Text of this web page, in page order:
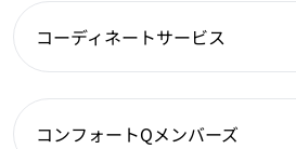
コーディネートサービス
コンフォートQメンバーズ